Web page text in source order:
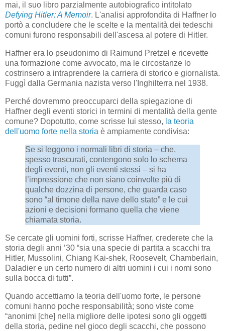
mai, il suo libro parzialmente autobiografico intitolato
Defying Hitler: A Memoir. L'analisi approfondita di Haffner lo
portò a concludere che le scelte e la mentalità dei tedeschi
comuni furono responsabili dell'ascesa al potere di Hitler.
Haffner era lo pseudonimo di Raimund Pretzel e ricevette
una formazione come avvocato, ma le circostanze lo
costrinsero a intraprendere la carriera di storico e giornalista.
Fuggì dalla Germania nazista verso l'Inghilterra nel 1938.
Perché dovremmo preoccuparci della spiegazione di
Haffner degli eventi storici in termini di mentalità della gente
comune? Dopotutto, come scrisse lui stesso, la teoria
dell'uomo forte nella storia è ampiamente condivisa:
Se si leggono i normali libri di storia – che,
spesso trascurati, contengono solo lo schema
degli eventi, non gli eventi stessi – si ha
l’impressione che non siano coinvolte più di
qualche dozzina di persone, che guarda caso
sono “al timone della nave dello stato” e le cui
azioni e decisioni formano quella che viene
chiamata storia.
Se cercate gli uomini forti, scrisse Haffner, crederete che la
storia degli anni ’30 “sia una specie di partita a scacchi tra
Hitler, Mussolini, Chiang Kai-shek, Roosevelt, Chamberlain,
Daladier e un certo numero di altri uomini i cui i nomi sono
sulla bocca di tutti”.
Quando accettiamo la teoria dell'uomo forte, le persone
comuni hanno poche responsabilità; sono viste come
“anonimi [che] nella migliore delle ipotesi sono gli oggetti
della storia, pedine nel gioco degli scacchi, che possono